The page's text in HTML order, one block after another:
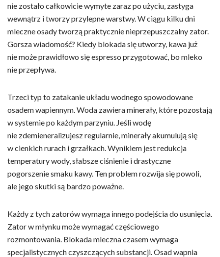
nie zostało całkowicie wymyte zaraz po użyciu, zastyga
wewnątrz i tworzy przylepne warstwy. W ciągu kilku dni
mleczne osady tworzą praktycznie nieprzepuszczalny zator.
Gorsza wiadomość? Kiedy blokada się utworzy, kawa już
nie może prawidłowo się espresso przygotować, bo mleko
nie przepływa.
Trzeci typ to zatakanie układu wodnego spowodowane
osadem wapiennym. Woda zawiera minerały, które pozostają
w systemie po każdym parzyniu. Jeśli wodę
nie zdemieneralizujesz regularnie, minerały akumulują się
w cienkich rurach i grzałkach. Wynikiem jest redukcja
temperatury wody, słabsze ciśnienie i drastyczne
pogorszenie smaku kawy. Ten problem rozwija się powoli,
ale jego skutki są bardzo poważne.
Każdy z tych zatorów wymaga innego podejścia do usunięcia.
Zator w młynku może wymagać częściowego
rozmontowania. Blokada mleczna czasem wymaga
specjalistycznych czyszczących substancji. Osad wapnia